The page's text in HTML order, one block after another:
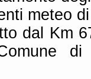
meteo
dal Km